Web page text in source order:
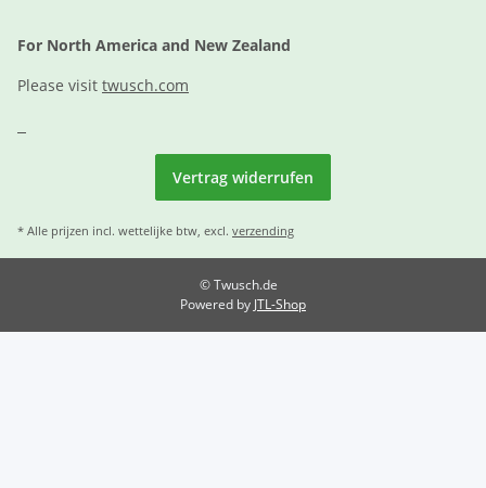
For North America and New Zealand
Please visit twusch.com
Vertrag widerrufen
* Alle prijzen incl. wettelijke btw, excl. verzending
© Twusch.de
Powered by JTL-Shop